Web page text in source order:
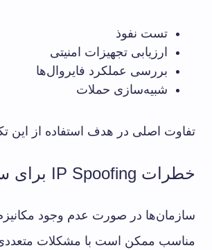
تست نفوذ
ارزیابی تجهیزات امنیتی
بررسی عملکرد فایروال‌ها
شبیه‌سازی حملات
تفاوت اصلی در هدف استفاده از این
خطرات IP Spoofing برای سازمان‌ها
سازمان‌ها در صورت عدم وجود
مناسب ممکن است با مشکلات